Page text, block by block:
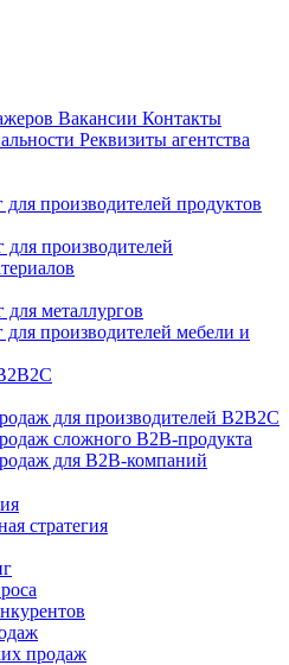
Вакансии Контакты
Реквизиты агентства
производителей продуктов
производителей
металлургов
производителей мебели и
для производителей B2B2C
сложного B2B-продукта
для B2B-компаний
стратегия
продаж